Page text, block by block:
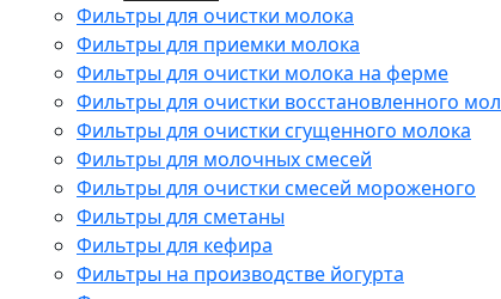
Фильтры для очистки молока
Фильтры для приемки молока
Фильтры для очистки молока на ферме
Фильтры для очистки восстановленного
Фильтры для очистки сгущенного молока
Фильтры для молочных смесей
Фильтры для очистки смесей мороженого
Фильтры для сметаны
Фильтры для кефира
Фильтры на производстве йогурта